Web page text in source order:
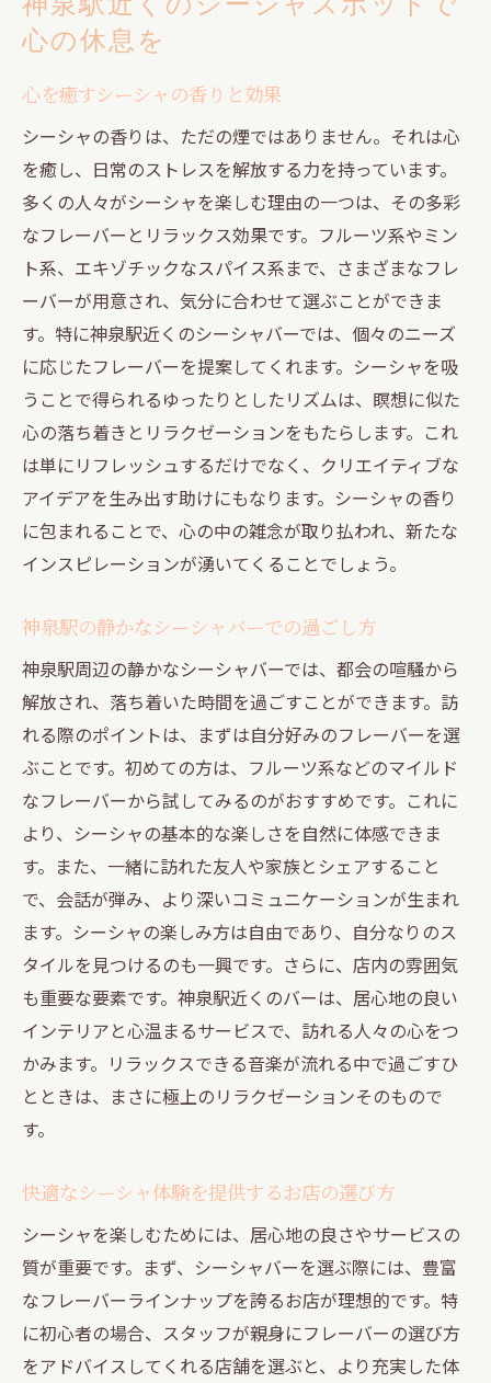
心の休息を
心を癒すシーシャの香りと効果
シーシャの香りは、ただの煙ではありません。それは心
を癒し、日常のストレスを解放する力を持っています。
多くの人々がシーシャを楽しむ理由の一つは、その多彩
なフレーバーとリラックス効果です。フルーツ系やミン
ト系、エキゾチックなスパイス系まで、さまざまなフレ
ーバーが用意され、気分に合わせて選ぶことができま
す。特に神泉駅近くのシーシャバーでは、個々のニーズ
に応じたフレーバーを提案してくれます。シーシャを吸
うことで得られるゆったりとしたリズムは、瞑想に似た
心の落ち着きとリラクゼーションをもたらします。これ
は単にリフレッシュするだけでなく、クリエイティブな
アイデアを生み出す助けにもなります。シーシャの香り
に包まれることで、心の中の雑念が取り払われ、新たな
インスピレーションが湧いてくることでしょう。
神泉駅の静かなシーシャバーでの過ごし方
神泉駅周辺の静かなシーシャバーでは、都会の喧騒から
解放され、落ち着いた時間を過ごすことができます。訪
れる際のポイントは、まずは自分好みのフレーバーを選
ぶことです。初めての方は、フルーツ系などのマイルド
なフレーバーから試してみるのがおすすめです。これに
より、シーシャの基本的な楽しさを自然に体感できま
す。また、一緒に訪れた友人や家族とシェアすること
で、会話が弾み、より深いコミュニケーションが生まれ
ます。シーシャの楽しみ方は自由であり、自分なりのス
タイルを見つけるのも一興です。さらに、店内の雰囲気
も重要な要素です。神泉駅近くのバーは、居心地の良い
インテリアと心温まるサービスで、訪れる人々の心をつ
かみます。リラックスできる音楽が流れる中で過ごすひ
とときは、まさに極上のリラクゼーションそのもので
す。
快適なシーシャ体験を提供するお店の選び方
シーシャを楽しむためには、居心地の良さやサービスの
質が重要です。まず、シーシャバーを選ぶ際には、豊富
なフレーバーラインナップを誇るお店が理想的です。特
に初心者の場合、スタッフが親身にフレーバーの選び方
をアドバイスしてくれる店舗を選ぶと、より充実した体